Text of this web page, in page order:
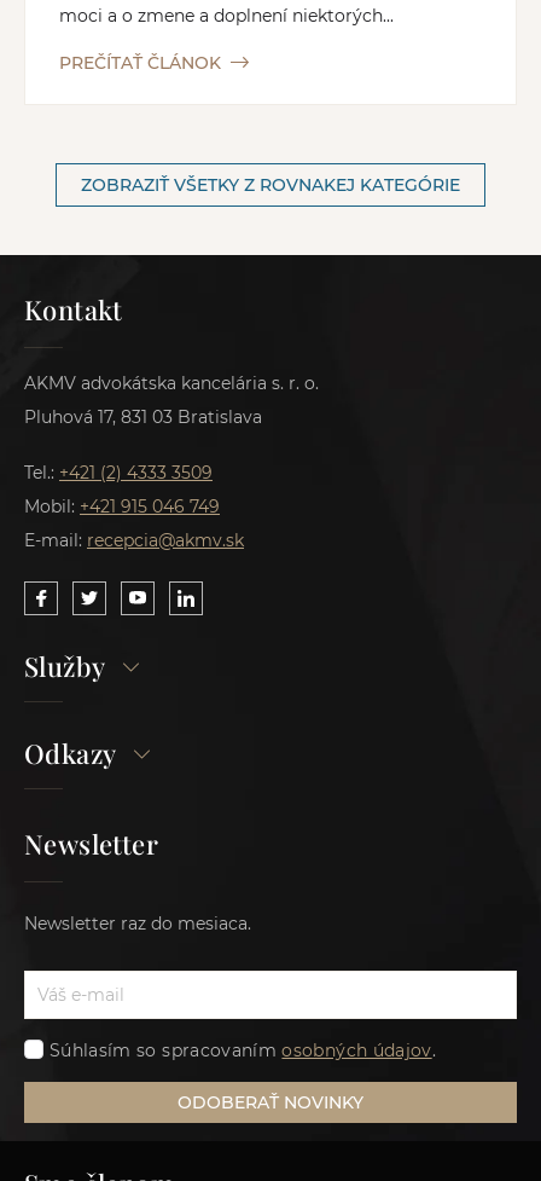
moci a o zmene a doplnení niektorých...
PREČÍTAŤ ČLÁNOK
ZOBRAZIŤ VŠETKY Z ROVNAKEJ KATEGÓRIE
Kontakt
AKMV advokátska kancelária s. r. o.
Pluhová 17, 831 03 Bratislava
Tel.: +421 (2) 4333 3509
Mobil: +421 915 046 749
E-mail: recepcia@akmv.sk
Služby
Odkazy
Newsletter
Newsletter raz do mesiaca.
Súhlasím so spracovanímosobných údajov.
ODOBERAŤ NOVINKY